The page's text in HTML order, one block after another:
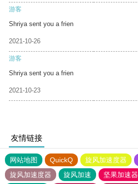
游客
Shriya sent you a frien
2021-10-26
游客
Shriya sent you a frien
2021-10-23
友情链接
网站地图 QuickQ 旋风加速度器
旋风加速度器
旋风加速 坚果加速器